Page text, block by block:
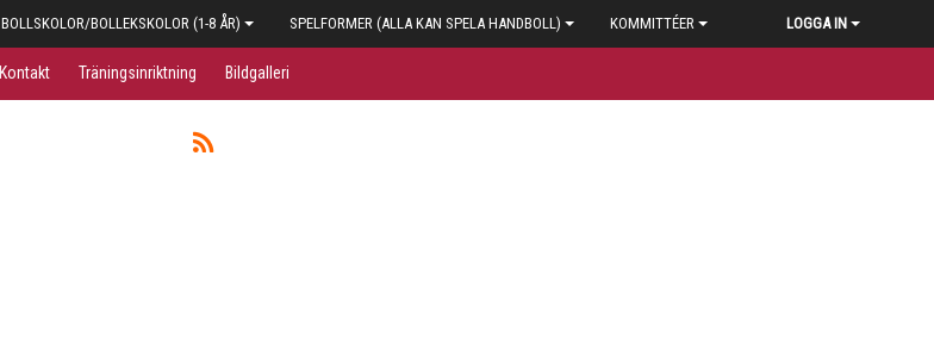
BOLLSKOLOR/BOLLEKSKOLOR (1-8 ÅR) SPELFORMER (ALLA KAN SPELA HANDBOLL) KOMMITTÉER LOGGA IN
Kontakt Träningsinriktning Bildgalleri